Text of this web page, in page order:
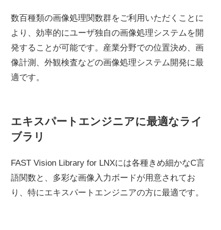
数百種類の画像処理関数群をご利用いただくことに
より、効率的にユーザ独自の画像処理システムを開
発することが可能です。産業分野での位置決め、画
像計測、外観検査などの画像処理システム開発に最
適です。
エキスパートエンジニアに最適なライ
ブラリ
FAST Vision Library for LNXには各種きめ細かなC言
語関数と、多彩な画像入力ボードが用意されてお
り、特にエキスパートエンジニアの方に最適です。